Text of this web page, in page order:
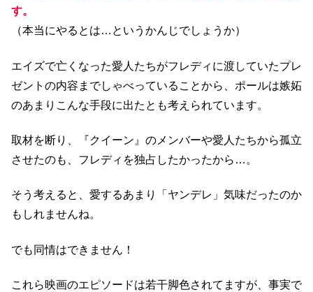
す。
（本当にやるとは…というかんじでしょうか）
エイズで亡くなった愛人たちがフレディに渡していたプレ
ゼントの内容までしゃべっていることから、ポールは嫉妬
のあまりこんな手段に出たとも考えられています。
取材を断り、『クイーン』のメンバーや愛人たちから孤立
させたのも、フレディを独占したかったから…。
そう考えると、愛するあまり「ヤンデレ」気味だったのか
もしれませんね。
でも同情はできません！
これら映画のエピソードは若干脚色されてますが、事実で